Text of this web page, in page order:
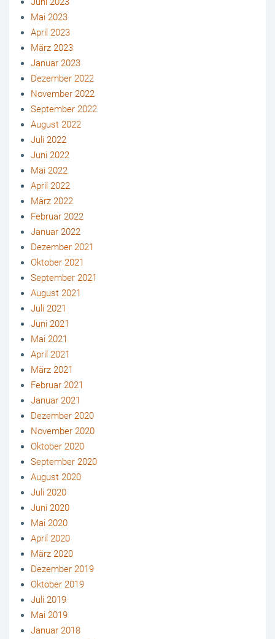
Mai 2023
April 2023
März 2023
Januar 2023
Dezember 2022
November 2022
September 2022
August 2022
Juli 2022
Juni 2022
Mai 2022
April 2022
März 2022
Februar 2022
Januar 2022
Dezember 2021
Oktober 2021
September 2021
August 2021
Juli 2021
Juni 2021
Mai 2021
April 2021
März 2021
Februar 2021
Januar 2021
Dezember 2020
November 2020
Oktober 2020
September 2020
August 2020
Juli 2020
Juni 2020
Mai 2020
April 2020
März 2020
Dezember 2019
Oktober 2019
Juli 2019
Mai 2019
Januar 2018